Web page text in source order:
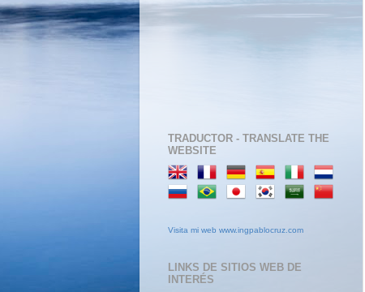
TRADUCTOR - TRANSLATE THE
WEBSITE
Visita mi web www.ingpablocruz.com
LINKS DE SITIOS WEB DE
INTERÉS